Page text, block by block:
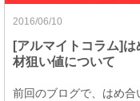
2016/06/10
[アルマイトコラム]
材狙い値について
前回のブログで、はめ合